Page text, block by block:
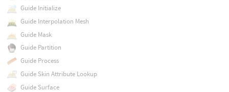
Guide Initialize
Guide Interpolation Mesh
Guide Mask
Guide Partition
Guide Process
Guide Skin Attribute Lookup
Guide Surface